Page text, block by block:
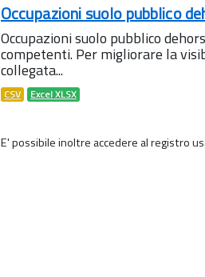
Occupazioni suolo pubblico
Occupazioni suolo pubblico
competenti. Per migliorare la
collegata...
CSV Excel XLSX
E' possibile inoltre accedere al registro